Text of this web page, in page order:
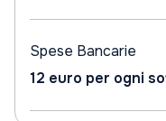
Spese Bancarie
12 euro per ogni